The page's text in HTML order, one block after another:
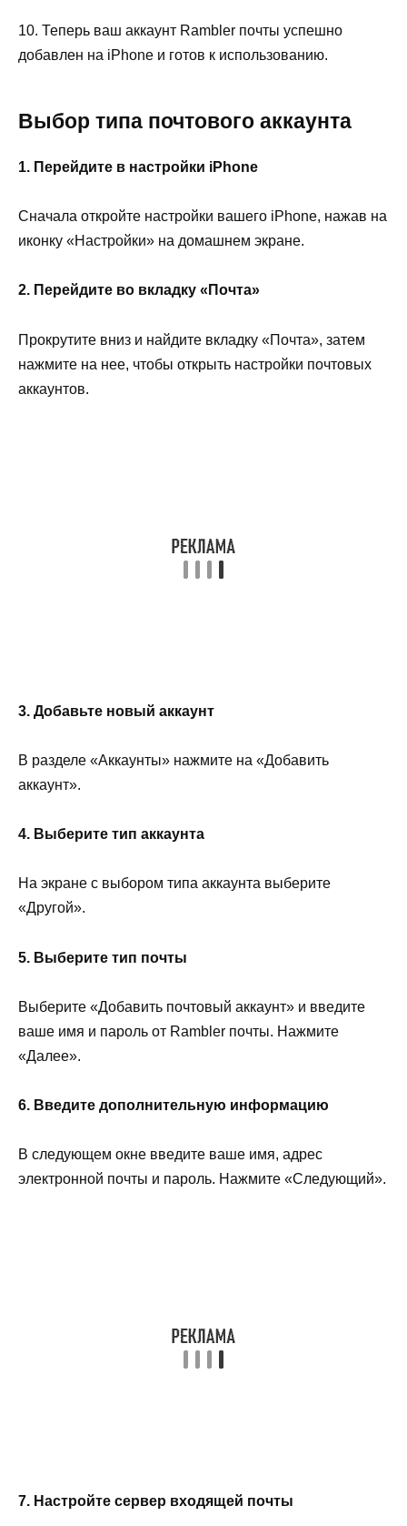
10. Теперь ваш аккаунт Rambler почты успешно
добавлен на iPhone и готов к использованию.
Выбор типа почтового аккаунта
1. Перейдите в настройки iPhone
Сначала откройте настройки вашего iPhone, нажав на
иконку «Настройки» на домашнем экране.
2. Перейдите во вкладку «Почта»
Прокрутите вниз и найдите вкладку «Почта», затем
нажмите на нее, чтобы открыть настройки почтовых
аккаунтов.
3. Добавьте новый аккаунт
В разделе «Аккаунты» нажмите на «Добавить
аккаунт».
4. Выберите тип аккаунта
На экране с выбором типа аккаунта выберите
«Другой».
5. Выберите тип почты
Выберите «Добавить почтовый аккаунт» и введите
ваше имя и пароль от Rambler почты. Нажмите
«Далее».
6. Введите дополнительную информацию
В следующем окне введите ваше имя, адрес
электронной почты и пароль. Нажмите «Следующий».
7. Настройте сервер входящей почты